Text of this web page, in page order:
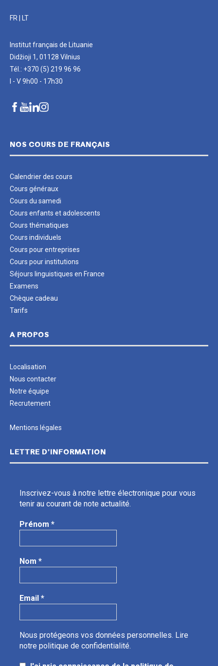
FR LT
Institut français de Lituanie
Didžioji 1, 01128 Vilnius
Tél.: +370 (5) 219 96 96
I - V 9h00 - 17h30
NOS COURS DE FRANÇAIS
Calendrier des cours
Cours généraux
Cours du samedi
Cours enfants et adolescents
Cours thématiques
Cours individuels
Cours pour entreprises
Cours pour institutions
Séjours linguistiques en France
Examens
Chèque cadeau
Tarifs
A PROPOS
Localisation
Nous contacter
Notre équipe
Recrutement
Mentions légales
LETTRE D’INFORMATION
Inscrivez-vous à notre lettre électronique pour vous
tenir au courant de note actualité.
Prénom *
Nom *
Email *
Nous protégeons vos données personnelles. Lire
notre politique de confidentialité.